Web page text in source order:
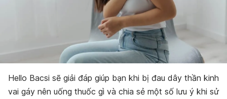
Hello Bacsi sẽ giải đáp giúp bạn khi bị đau dây thần kinh
vai gáy nên uống thuốc gì và chia sẻ một số lưu ý khi sử